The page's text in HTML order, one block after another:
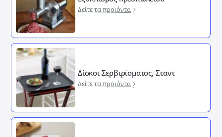
Δείτε τα προιόντα
Δίσκοι Σερβιρίσματος, Σταντ
Δείτε τα προιόντα